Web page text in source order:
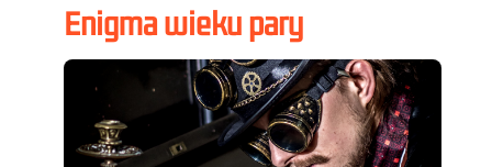
Enigma wieku pary